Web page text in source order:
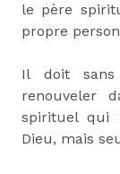
le père
propre
Il doit
renouveler
spirituel qui
Dieu, mais